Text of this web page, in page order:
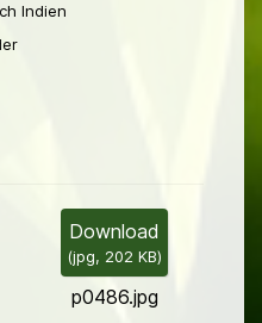
Indien
Download
(jpg, 202 KB)
p0486.jpg